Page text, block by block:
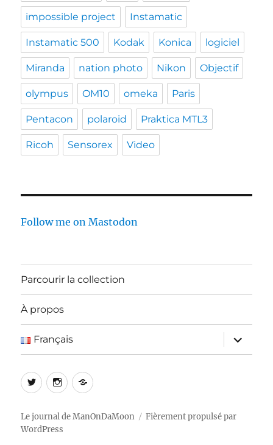
impossible project Instamatic
Instamatic 500 Kodak Konica logiciel
Miranda nation photo Nikon Objectif
olympus OM10 omeka Paris
Pentacon polaroid Praktica MTL3
Ricoh Sensorex Video
Follow me on Mastodon
Parcourir la collection
À propos
Français
ouvrir
le
sous-
TwitterInstagram
Log
Le journal de ManOnDaMoon
Fièrement propulsé par
WordPress